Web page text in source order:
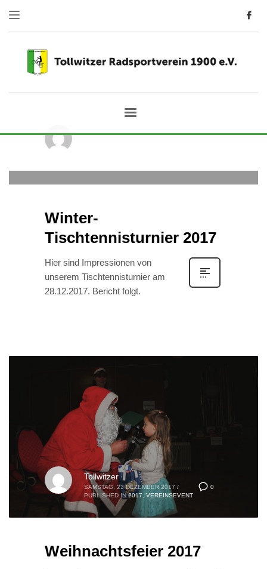
Tollwitzer
Winter-
Tischtennisturnier 2017
Hier sind Impressionen von
unserem Tischtennisturnier am
28.12.2017. Bericht folgt.
0
Tollwitzer
SAMSTAG, 23 DEZEMBER 2017 /
PUBLISHED IN 2017 ,VEREINSEVENT
Weihnachtsfeier 2017